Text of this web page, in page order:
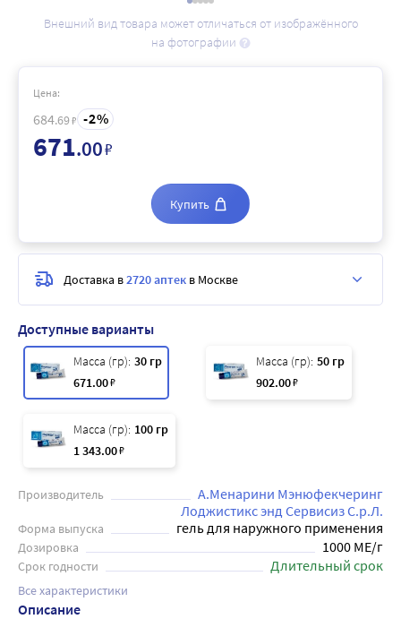
Внешний вид товара может отличаться от изображённого
на фотографии
Доступные варианты
Масса (гр): 30 гр
671.00₽
Масса (гр): 50 гр
902.00₽
Масса (гр): 100 гр
1 343.00₽
Производитель
А.Менарини Мэнюфекчеринг
Лоджистикс энд Сервисиз С.р.Л.
Форма выпуска гель для наружного применения
Дозировка 1000 МЕ/г
Срок годности Длительный срок
Все характеристики
Описание
Цена:
684.69₽ 2
671.00₽
Купить
Доставка в2720 аптек в Москве